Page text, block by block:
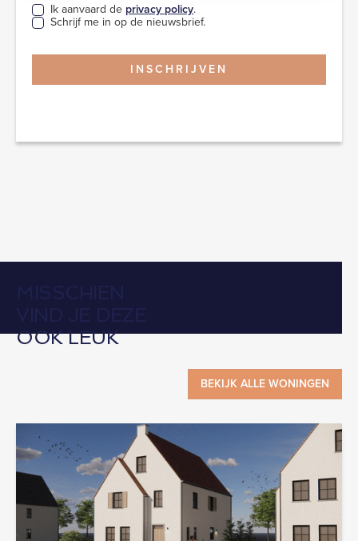
Ik aanvaard de privacy policy.
Schrijf me in op de nieuwsbrief.
MISSCHIEN
VIND JE DEZE
OOK LEUK
BEKIJK ALLE WONINGEN